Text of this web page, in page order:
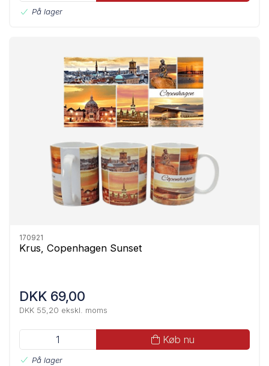
På lager
170921
Krus, Copenhagen Sunset
DKK 69,00
DKK 55,20 ekskl. moms
Køb nu
På lager